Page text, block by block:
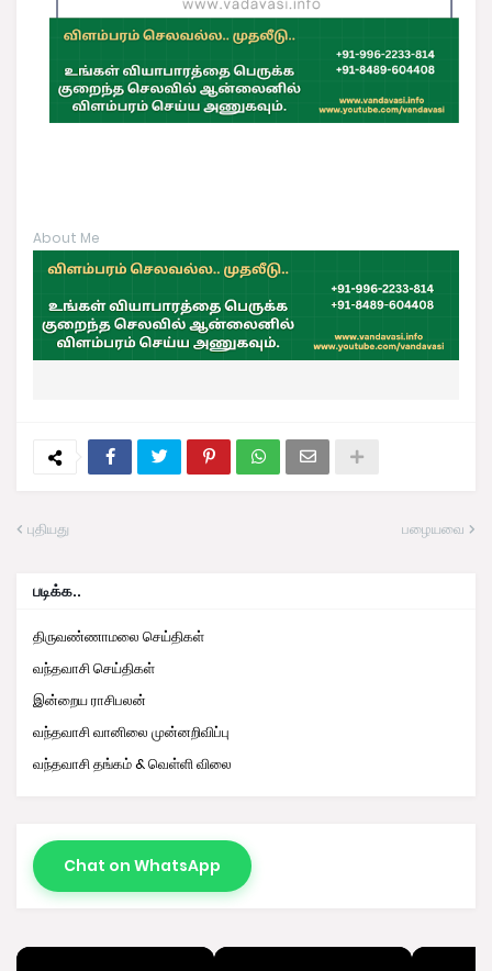
About Me
புதியது பழையவை
படிக்க..
திருவண்ணாமலை செய்திகள்
வந்தவாசி செய்திகள்
இன்றைய ராசிபலன்
வந்தவாசி வானிலை முன்னறிவிப்பு
வந்தவாசி தங்கம் & வெள்ளி விலை
Chat on WhatsApp